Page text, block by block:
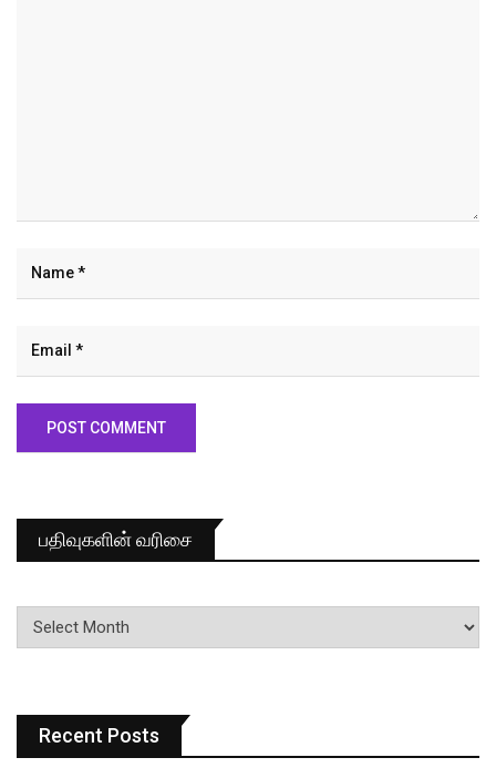
பதிவுகளின் வரிசை
பதிவுகளின்
வரிசை
Recent Posts